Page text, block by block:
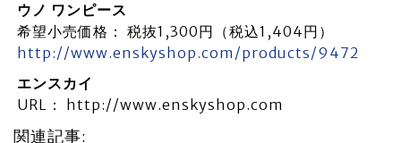
ウノ ワンピース
希望小売価格： 税抜1,300円（税込1,404円）
http://www.enskyshop.com/products/9472
エンスカイ
URL： http://www.enskyshop.com
関連記事: